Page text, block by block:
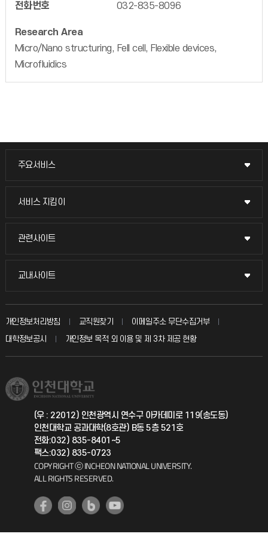
전화번호 032-835-8096
Research Area
Micro/Nano structuring, Fell cell, Flexible devices,
Microfluidics
주요서비스
주요서비스
교무회의방송
입학안내
취업정보(학생)
서비스 지킴이
서비스 지킴이
묻고 답하기
칭찬마당
학생서비스 지킴이
관련사이트
관련사이트
국방헬프콜
총동문회
교내사이트
교내사이트
교수회
교육혁신본부
국제지원과
공자아카데미
기초교육원
개인정보처리방침 교직원찾기
이메일주소 무단수집거부
대학정보공시
개인정보 목적 외 이용 및 제 3차 제공 현황
(우 : 22012) 인천광역시 연수구 아카데미로 119(송도동)
인천대학교 공과대학(8호관) B동 5층 521호
전화:032) 835-8401~5
팩스:032) 835-0723
COPYRIGHT ⓒ INCHEON NATIONAL UNIVERSITY.
ALL RIGHTS RESERVED.